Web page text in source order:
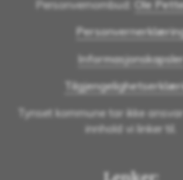
Personvernombud:
Ole
Informasjonskapsler
Tynset kommune tar ikke
innhold vi linker til.